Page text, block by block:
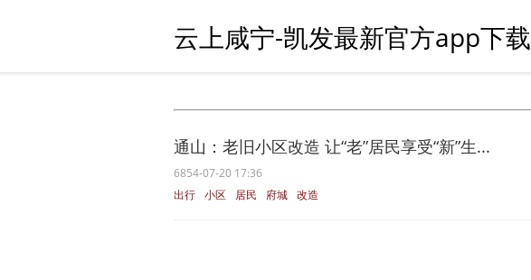
云上咸宁-凯发最新官方app下载
通山：老旧小区改造 让“老”居民享受“新”生...
6854-07-20 17:36
出行 小区 居民 府城 改造